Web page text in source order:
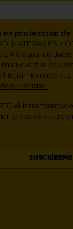
en protección de
MATERIALES Y
S.A tratará los
entre los
tratamiento de sus
privacidad.
el tratamiento
y se explica